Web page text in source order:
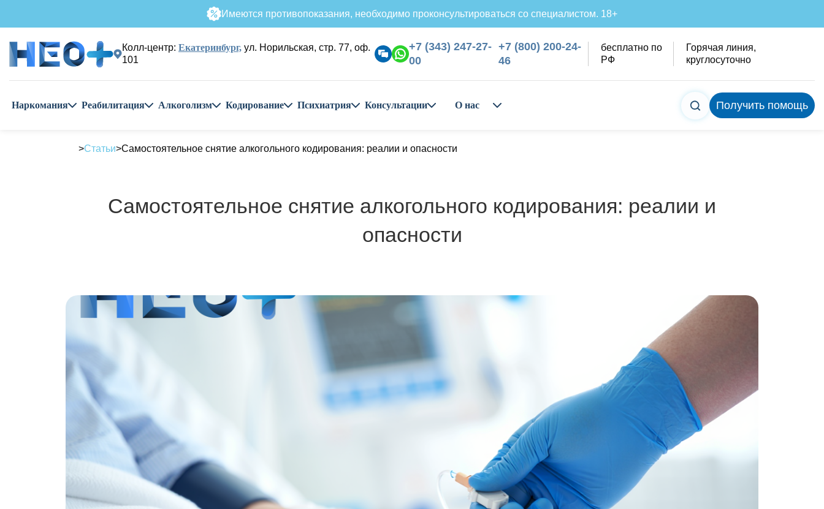
Имеются противопоказания, необходимо проконсультироваться со специалистом. 18+
Колл-центр: Екатеринбург, ул. Норильская, стр. 77, оф.
101
+7 (343) 247-27-
00
+7 (800) 200-24-
46
бесплатно по
РФ
Горячая линия,
круглосуточно
Наркомания Реабилитация Алкоголизм Кодирование Психиатрия Консультации О нас Получить помощь
Статьи Самостоятельное снятие алкогольного кодирования: реалии и опасности
Самостоятельное снятие алкогольного кодирования: реалии и
опасности